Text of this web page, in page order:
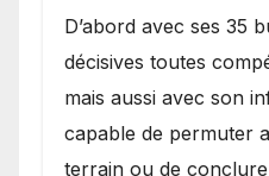
D’abord avec ses 35
décisives toutes
mais aussi avec son
capable de permuter
terrain ou de